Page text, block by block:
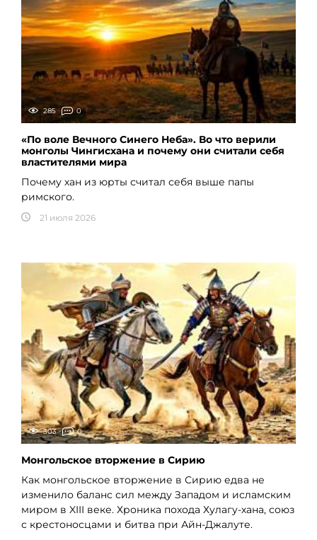
285 0
«По воле Вечного Синего Неба». Во что верили
монголы Чингисхана и почему они считали себя
властителями мира
Почему хан из юрты считал себя выше папы
римского.
21 июля 2026
303 0
Монгольское вторжение в Сирию
Как монгольское вторжение в Сирию едва не
изменило баланс сил между Западом и исламским
миром в XIII веке. Хроника похода Хулагу-хана, союз
с крестоносцами и битва при Айн-Джалуте.